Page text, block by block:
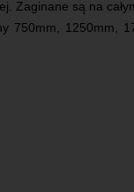
Zaginane są na
750mm, 1250mm,